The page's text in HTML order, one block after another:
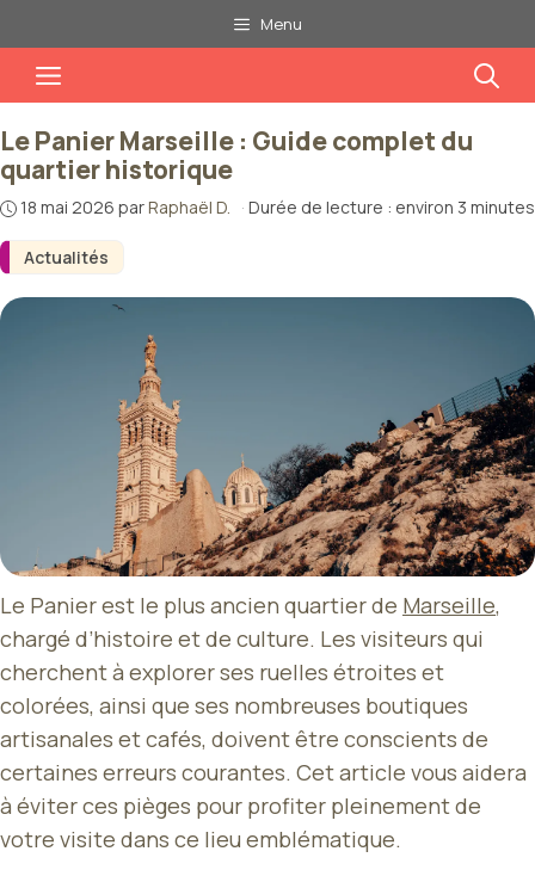
au
contenu
Menu
Menu
Actualités
Le Panier Marseille : Guide complet du
quartier historique
18 mai 2026 parRaphaël D. · Durée de lecture : environ 3 minutes
Le Panier est le plus ancien quartier de Marseille,
chargé d’histoire et de culture. Les visiteurs qui
cherchent à explorer ses ruelles étroites et
colorées, ainsi que ses nombreuses boutiques
artisanales et cafés, doivent être conscients de
certaines erreurs courantes. Cet article vous aidera
à éviter ces pièges pour profiter pleinement de
votre visite dans ce lieu emblématique.